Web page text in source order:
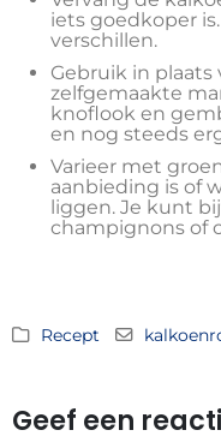
iets goedkoper
verschillen.
Gebruik in plaats
zelfgemaakte
knoflook en
en nog steeds
Varieer met
aanbieding is of
liggen. Je kunt
champignons of
Recept
Geef een